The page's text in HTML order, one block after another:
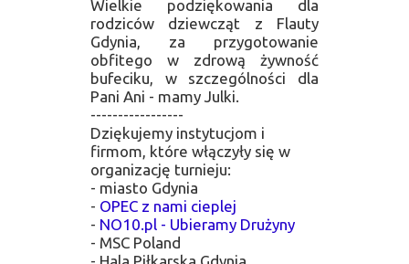
Wielkie podziękowania dla
rodziców dziewcząt z Flauty
Gdynia, za przygotowanie
obfitego w zdrową żywność
bufeciku, w szczególności dla
Pani Ani - mamy Julki.
-----------------
Dziękujemy instytucjom i
firmom, które włączyły się w
organizację turnieju:
- miasto Gdynia
- OPEC z nami cieplej
- NO10.pl - Ubieramy Drużyny
- MSC Poland